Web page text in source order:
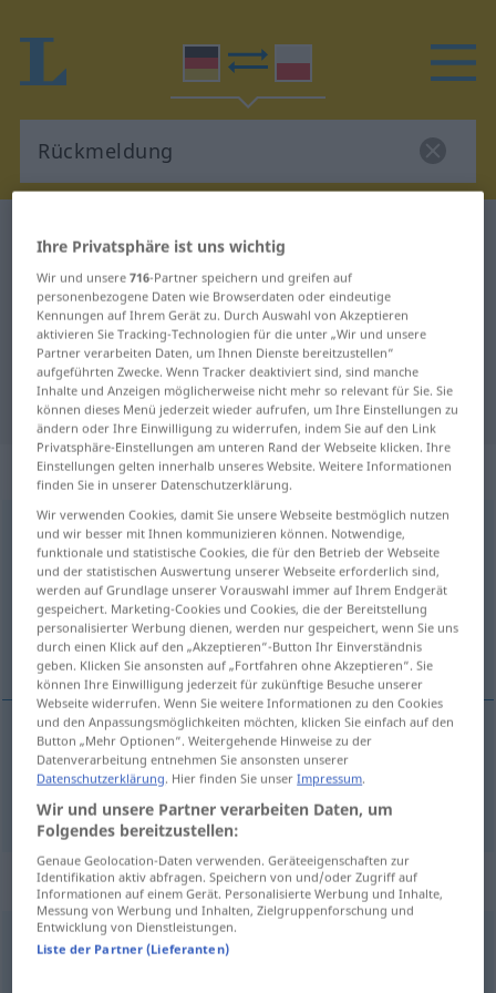
Deutsch-Polnisch Wörterbuch
Deutsch-Polnisch Übersetzung für
"Rückmeldung"
"Rückmeldung" Polnisch
Übersetzung
„Rückmeldung“: Femininum
Rückmeldung f
Übersicht aller Übersetzungen
(Für mehr Details die Übersetzung anklicken/antippen)
ponowny zapis
ponownyzapis(na uczelnię) Rückmeldung
Studenten
„Rückmeldung“: Plural
Rückmeldungmeistpl
Ihre Privatsphäre ist uns wichtig
Wir und unsere716-Partner speichern und greifen auf
personenbezogene Daten wie Browserdaten oder eindeutige
Kennungen auf Ihrem Gerät zu. Durch Auswahl von Akzeptieren
aktivieren Sie Tracking-Technologien für die unter „Wir und unsere
Partner verarbeiten Daten, um Ihnen Dienste bereitzustellen“
aufgeführten Zwecke. Wenn Tracker deaktiviert sind, sind manche
Inhalte und Anzeigen möglicherweise nicht mehr so relevant für Sie. Sie
können dieses Menü jederzeit wieder aufrufen, um Ihre Einstellungen zu
ändern oder Ihre Einwilligung zu widerrufen, indem Sie auf den Link
Privatsphäre-Einstellungen am unteren Rand der Webseite klicken. Ihre
Einstellungen gelten innerhalb unseres Website. Weitere Informationen
finden Sie in unserer Datenschutzerklärung.
Wir verwenden Cookies, damit Sie unsere Webseite bestmöglich nutzen
und wir besser mit Ihnen kommunizieren können. Notwendige,
funktionale und statistische Cookies, die für den Betrieb der Webseite
und der statistischen Auswertung unserer Webseite erforderlich sind,
werden auf Grundlage unserer Vorauswahl immer auf Ihrem Endgerät
gespeichert. Marketing-Cookies und Cookies, die der Bereitstellung
personalisierter Werbung dienen, werden nur gespeichert, wenn Sie uns
durch einen Klick auf den „Akzeptieren“-Button Ihr Einverständnis
geben. Klicken Sie ansonsten auf „Fortfahren ohne Akzeptieren“. Sie
können Ihre Einwilligung jederzeit für zukünftige Besuche unserer
Webseite widerrufen. Wenn Sie weitere Informationen zu den Cookies
und den Anpassungsmöglichkeiten möchten, klicken Sie einfach auf den
Button „Mehr Optionen“. Weitergehende Hinweise zu der
Datenverarbeitung entnehmen Sie ansonsten unserer
Datenschutzerklärung. Hier finden Sie unserImpressum.
Wir und unsere Partner verarbeiten Daten, um
Folgendes bereitzustellen:
Genaue Geolocation-Daten verwenden. Geräteeigenschaften zur
Identifikation aktiv abfragen. Speichern von und/oder Zugriff auf
Informationen auf einem Gerät. Personalisierte Werbung und Inhalte,
Messung von Werbung und Inhalten, Zielgruppenforschung und
Entwicklung von Dienstleistungen.
Liste der Partner (Lieferanten)